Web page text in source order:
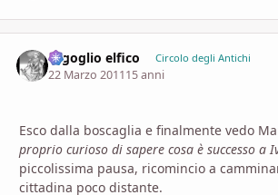
orgoglio elfico Circolo degli Antichi
22 Marzo 201115 anni
Esco dalla boscaglia e finalmente vedo
proprio curioso di sapere cosa è successo a
piccolissima pausa, ricomincio a
cittadina poco distante.